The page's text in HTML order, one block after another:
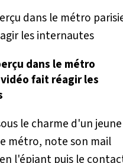
dans le métro
fait réagir les